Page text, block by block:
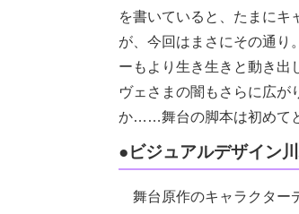
を書いていると、たまにキ
が、今回はまさにその通り
ーもより生き生きと動き出
ヴェさまの闇もさらに広が
か……舞台の脚本は初めて
●ビジュアルデザイン
舞台原作のキャラクター